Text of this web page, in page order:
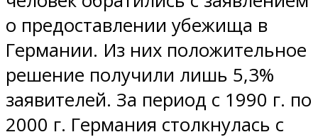
о предоставлении убежища в
Германии. Из них положительное
решение получили лишь 5,3%
заявителей. За период с 1990 г. по
2000 г. Германия столкнулась с